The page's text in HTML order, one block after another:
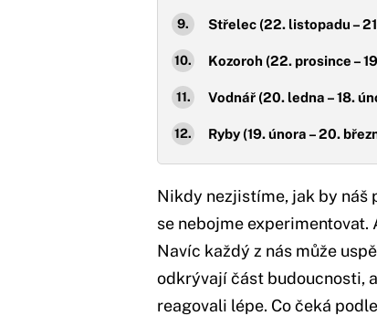
Střelec (22. listopadu –
Kozoroh (22. prosince –
Vodnář (20. ledna – 18.
Ryby (19. února – 20.
Nikdy nezjistíme, jak by náš
se nebojme experimentovat.
Navíc každý z nás může
odkrývají část budoucnosti,
reagovali lépe. Co čeká